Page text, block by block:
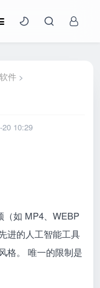
件 >
20 10:29
（如 MP4、WEBP
进的人工智能工具
格。 唯一的限制是